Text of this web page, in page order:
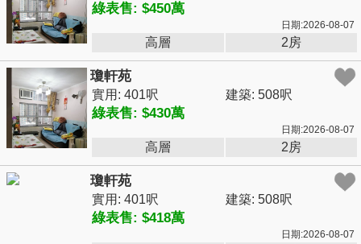
綠表售: $450萬
日期:2026-08-07
高層 2房
瓊軒苑
實用: 401呎 建築: 508呎
綠表售: $430萬
日期:2026-08-07
高層 2房
瓊軒苑
實用: 401呎 建築: 508呎
綠表售: $418萬
日期:2026-08-07